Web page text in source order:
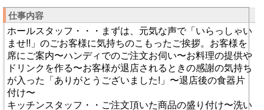
仕事内容
ホールスタッフ・・・まずは、元気な声で「いらっしゃい
ませ!!」のごお客様に気持ちのこもったご挨拶。お客様を
席にご案内〜ハンディでのご注文お伺い〜お料理の提供や
ドリンクを作る〜お客様が退店されるときの感謝の気持ち
が入った「ありがとうございました!」〜退店後の食器片
付け〜
キッチンスタッフ・・ご注文頂いた商品の盛り付け〜洗い